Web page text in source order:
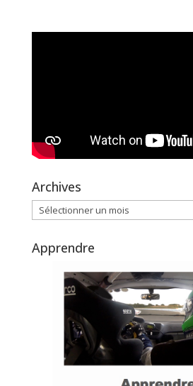
Archives
Archives
Apprendre